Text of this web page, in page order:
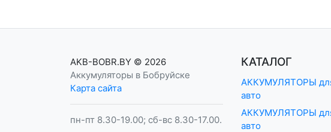
AKB-BOBR.BY © 2026
Аккумуляторы в Бобруйске
Карта сайта
пн-пт 8.30-19.00; сб-вс 8.30-17.00.
КАТАЛОГ
АККУМУЛЯТОРЫ
авто
АККУМУЛЯТОРЫ
авто